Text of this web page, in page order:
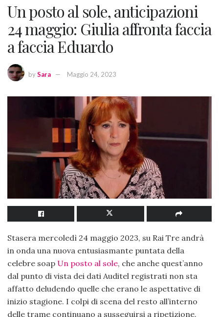
Un posto al sole, anticipazioni
24 maggio: Giulia affronta faccia
a faccia Eduardo
bySara Maggio 24, 2023
Stasera mercoledì 24 maggio 2023, su Rai Tre andrà
in onda una nuova entusiasmante puntata della
celebre soap Un posto al sole, che anche quest’anno
dal punto di vista dei dati Auditel registrati non sta
affatto deludendo quelle che erano le aspettative di
inizio stagione. I colpi di scena del resto all’interno
delle trame continuano a susseguirsi a ripetizione.